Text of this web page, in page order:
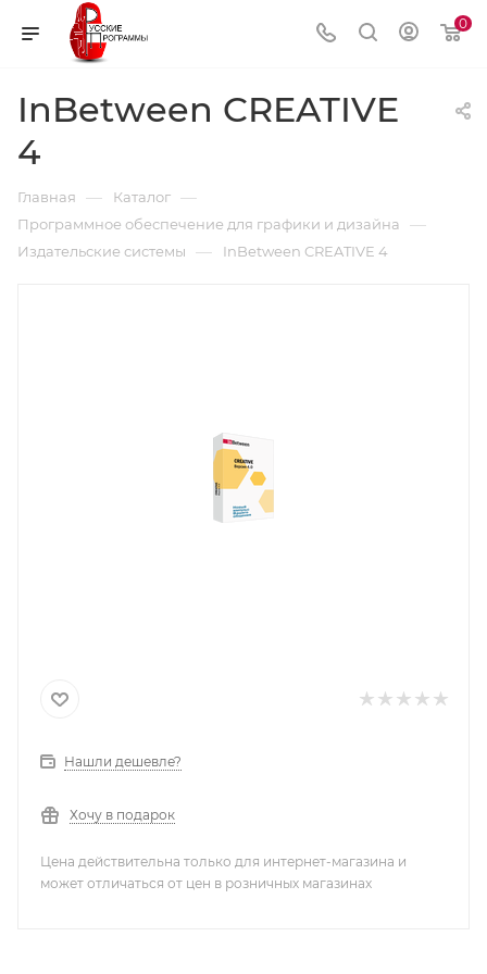
0
InBetween CREATIVE
4
Главная — Каталог —
Программное обеспечение для графики и дизайна —
Издательские системы — InBetween CREATIVE 4
Нашли дешевле?
Хочу в подарок
Цена действительна только для интернет-магазина и
может отличаться от цен в розничных магазинах